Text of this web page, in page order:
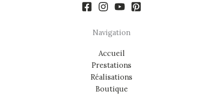
Navigation
Accueil
Prestations
Réalisations
Boutique